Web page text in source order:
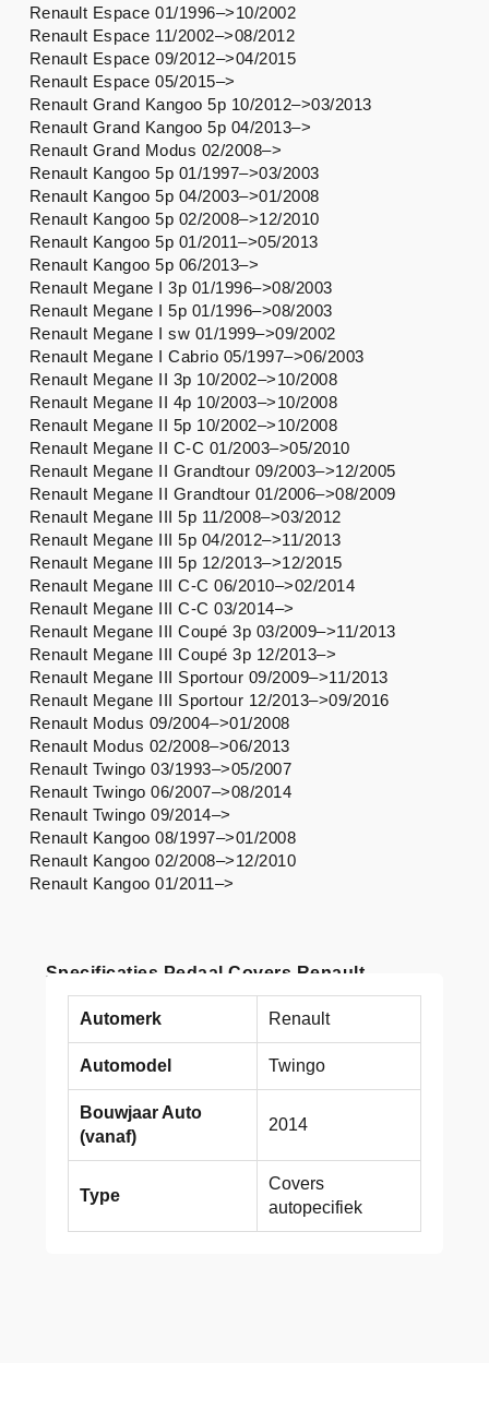
Specificaties Pedaal Covers Renault
Automerk Renault
Automodel Twingo
Bouwjaar Auto
(vanaf)
2014
Type
Covers
autopecifiek
Renault Espace 01/1996–>10/2002
Renault Espace 11/2002–>08/2012
Renault Espace 09/2012–>04/2015
Renault Espace 05/2015–>
Renault Grand Kangoo 5p 10/2012–>03/2013
Renault Grand Kangoo 5p 04/2013–>
Renault Grand Modus 02/2008–>
Renault Kangoo 5p 01/1997–>03/2003
Renault Kangoo 5p 04/2003–>01/2008
Renault Kangoo 5p 02/2008–>12/2010
Renault Kangoo 5p 01/2011–>05/2013
Renault Kangoo 5p 06/2013–>
Renault Megane I 3p 01/1996–>08/2003
Renault Megane I 5p 01/1996–>08/2003
Renault Megane I sw 01/1999–>09/2002
Renault Megane I Cabrio 05/1997–>06/2003
Renault Megane II 3p 10/2002–>10/2008
Renault Megane II 4p 10/2003–>10/2008
Renault Megane II 5p 10/2002–>10/2008
Renault Megane II C-C 01/2003–>05/2010
Renault Megane II Grandtour 09/2003–>12/2005
Renault Megane II Grandtour 01/2006–>08/2009
Renault Megane III 5p 11/2008–>03/2012
Renault Megane III 5p 04/2012–>11/2013
Renault Megane III 5p 12/2013–>12/2015
Renault Megane III C-C 06/2010–>02/2014
Renault Megane III C-C 03/2014–>
Renault Megane III Coupé 3p 03/2009–>11/2013
Renault Megane III Coupé 3p 12/2013–>
Renault Megane III Sportour 09/2009–>11/2013
Renault Megane III Sportour 12/2013–>09/2016
Renault Modus 09/2004–>01/2008
Renault Modus 02/2008–>06/2013
Renault Twingo 03/1993–>05/2007
Renault Twingo 06/2007–>08/2014
Renault Twingo 09/2014–>
Renault Kangoo 08/1997–>01/2008
Renault Kangoo 02/2008–>12/2010
Renault Kangoo 01/2011–>